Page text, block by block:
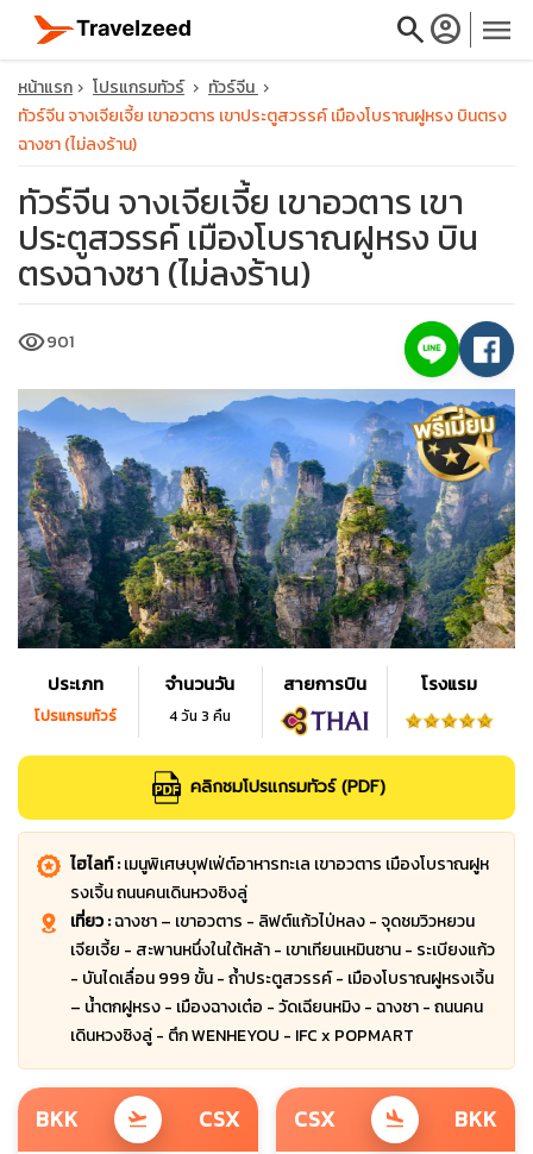
searchaccount_circle menu
close
travel_explore
calendar_month
search
หน้าแรก โปรแกรมทัวร์
ทัวร์จีน
ทัวร์จีน จางเจียเจี้ย เขาอวตาร เขาประตูสวรรค์ เมืองโบราณฝูหรง บินตรง
ฉางซา (ไม่ลงร้าน)
ทัวร์จีน จางเจียเจี้ย เขาอวตาร เขา
ประตูสวรรค์ เมืองโบราณฝูหรง บิน
ตรงฉางซา (ไม่ลงร้าน)
visibility901
ประเภท
โปรแกรมทัวร์
จำนวนวัน
4 วัน 3 คืน
สายการบิน โรงแรม
คลิกชมโปรแกรมทัวร์ (PDF)
ไฮไลท์ :เมนูพิเศษบุฟเฟ่ต์อาหารทะเล เขาอวตาร เมืองโบราณฝูห
รงเจิ้น ถนนคนเดินหวงซิงลู่
เที่ยว :ฉางซา – เขาอวตาร - ลิฟต์แก้วไป่หลง - จุดชมวิวหยวน
เจียเจี้ย - สะพานหนึ่งในใต้หล้า - เขาเทียนเหมินซาน - ระเบียงแก้ว
- บันไดเลื่อน 999 ขั้น - ถ้ำประตูสวรรค์ - เมืองโบราณฝูหรงเจิ้น
– น้ำตกฝูหรง - เมืองฉางเต๋อ - วัดเฉียนหมิง - ฉางซา - ถนนคน
เดินหวงซิงลู่ - ตึก WENHEYOU - IFC x POPMART
BKK flight_takeoff CSX CSX flight_land BKK